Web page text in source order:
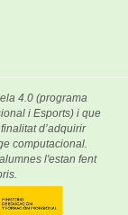
4.0 (programa
i Esports) i que
d’adquirir
computacional.
l'estan fent